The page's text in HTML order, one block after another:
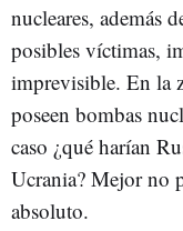
nucleares, además
posibles víctimas,
imprevisible. En la
poseen bombas
caso ¿qué harían
Ucrania? Mejor no
absoluto.